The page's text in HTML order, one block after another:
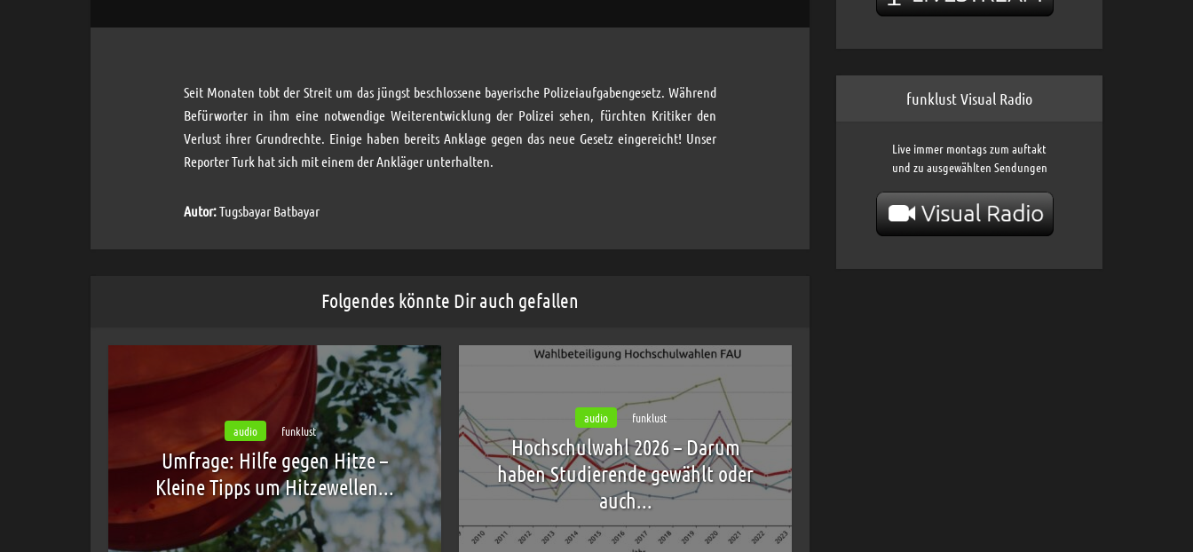
benutzen,
Seit Monaten tobt der Streit um das jüngst beschlossene bayerische Polizeiaufgabengesetz. Während
Befürworter in ihm eine notwendige Weiterentwicklung der Polizei sehen, fürchten Kritiker den
Verlust ihrer Grundrechte. Einige haben bereits Anklage gegen das neue Gesetz eingereicht! Unser
Reporter Turk hat sich mit einem der Ankläger unterhalten.
Autor:Tugsbayar Batbayar
Folgendes könnte Dir auch gefallen
audio funklust
Umfrage: Hilfe gegen Hitze –
Kleine Tipps um Hitzewellen...
audio funklust
Hochschulwahl 2026 – Darum
haben Studierende gewählt oder
auch...
funklust Visual Radio
Live immer montags zum auftakt
und zu ausgewählten Sendungen